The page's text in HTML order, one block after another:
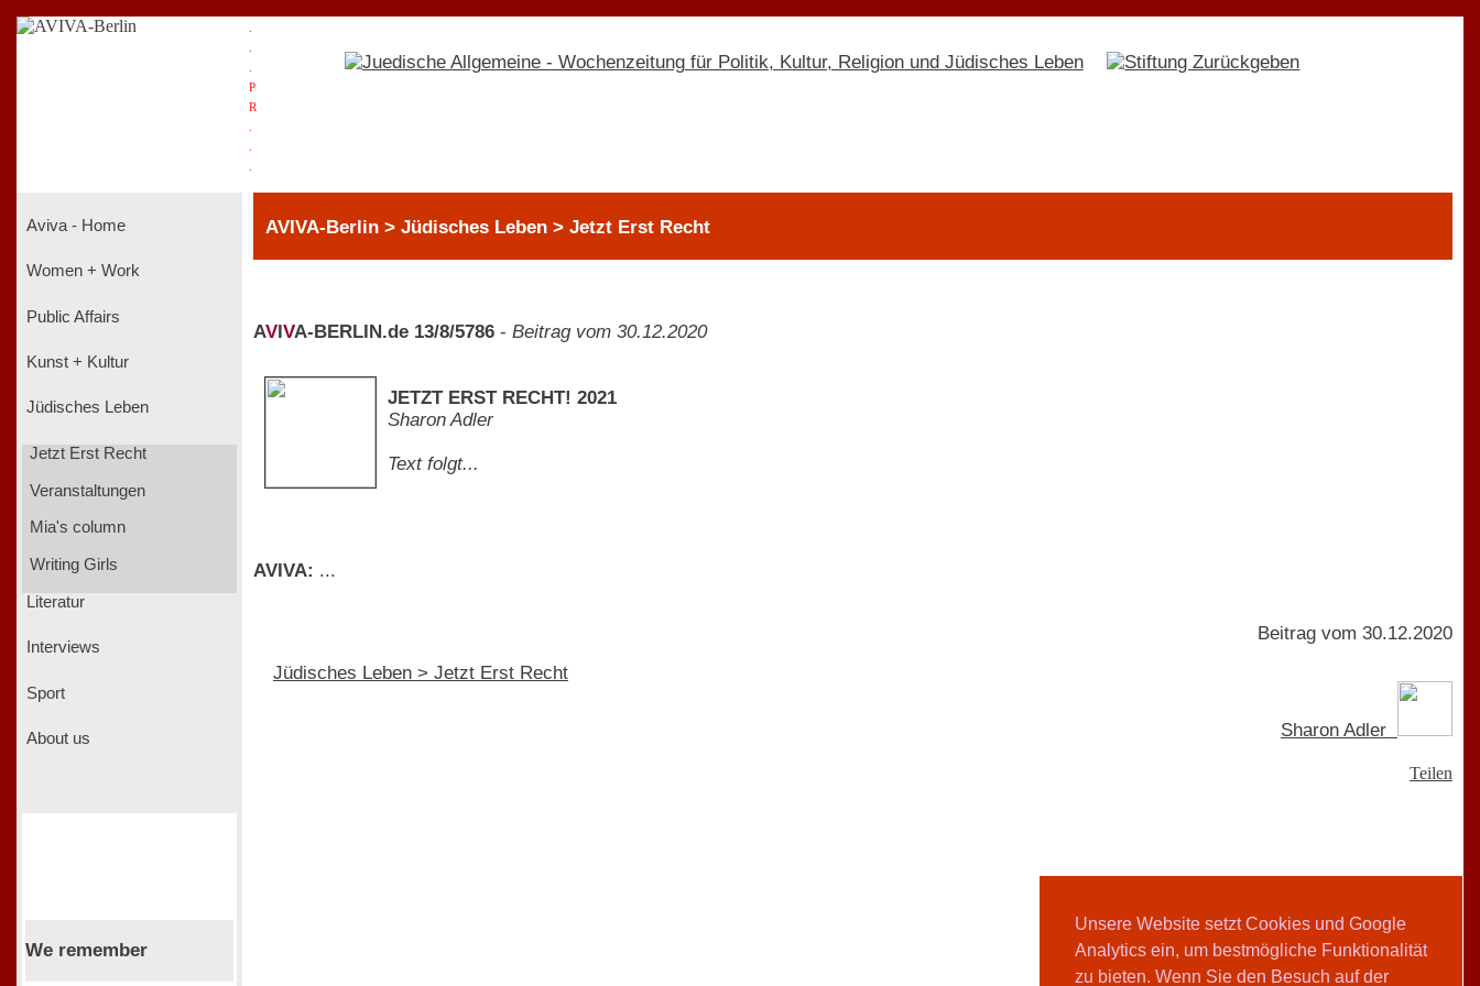
Unsere Website setzt Cookies und Google
Analytics ein, um bestmögliche Funktionalität
zu bieten. Wenn Sie den Besuch auf der
P
R
Aviva - Home
Women + Work
Public Affairs
Kunst + Kultur
Jüdisches Leben
Jetzt Erst Recht
Veranstaltungen
Mia's column
Writing Girls
Literatur
Interviews
Sport
About us
We remember
AVIVA-Berlin > Jüdisches Leben > Jetzt Erst Recht
AV VA-BERLIN.de 13/8/5786 - Beitrag vom 30.12.2020
JETZT ERST RECHT! 2021
Sharon Adler
Text folgt...
AVIVA: ...
Jüdisches Leben > Jetzt Erst Recht
Beitrag vom 30.12.2020
Sharon Adler
Teilen